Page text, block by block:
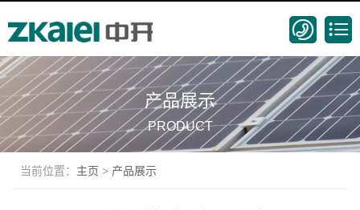
产品展示
PRODUCT
当前位置： 主页 > 产品展示